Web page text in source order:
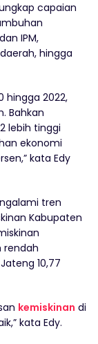
capaian
IPM,
hingga
hingga 2022,
Bahkan
lebih tinggi
ekonomi
kata Edy
tren
Kabupaten
rendah
10,77
kemiskinan di
kata Edy.